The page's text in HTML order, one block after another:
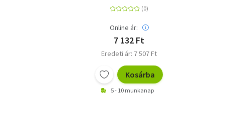
Online ár:
7 132 Ft
Eredeti ár: 7 507 Ft
Kosárba
5 - 10 munkanap